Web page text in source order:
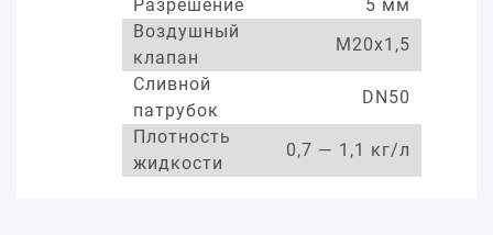
Разрешение
5 мм
Воздушный
клапан
М20х1,5
Сливной
патрубок
DN50
Плотность
жидкости
0,7 — 1,1 кг/л